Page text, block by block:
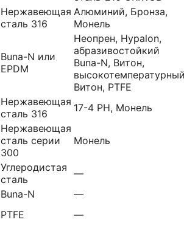
Нержавеющая
сталь 316
Алюминий, Бронза,
Монель
Buna-N или
EPDM
Неопрен, Hypalon,
абразивостойкий
Buna-N, Витон,
Витон, PTFE
Нержавеющая
сталь 316
17-4 PH, Монель
Нержавеющая
сталь серии
300
Монель
Углеродистая
сталь
—
Buna-N
—
PTFE —